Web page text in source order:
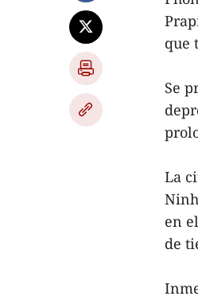
que
Se
La
en
de